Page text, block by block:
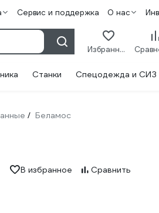
Сервис и поддержка О нас
Избранное
Станки Спецодежда и СИЗ
/ Беламос
В избранное Сравнить